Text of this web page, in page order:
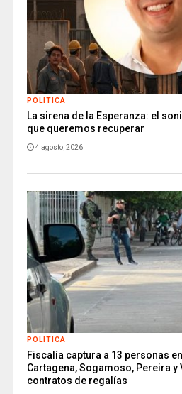
POLITICA
La sirena de la Esperanza: el
que queremos recuperar
4 agosto, 2026
POLITICA
Fiscalía captura a 13 personas
Cartagena, Sogamoso, Pereira
contratos de regalías